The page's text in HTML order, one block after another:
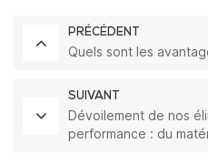
PRÉCÉDENT
Quels sont les
SUIVANT
Dévoilement de nos
performance : du